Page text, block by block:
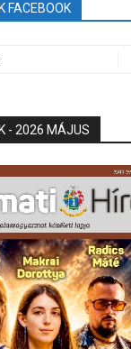
FACEBOOK
- 2026 MÁJUS